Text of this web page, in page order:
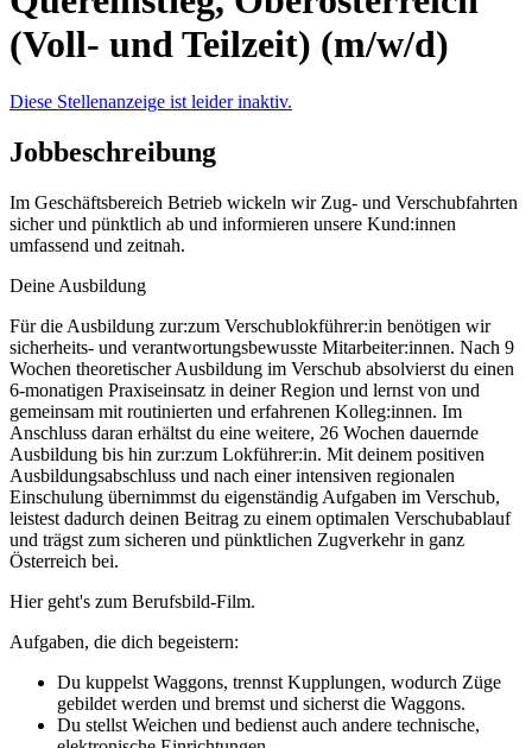
(Voll- und Teilzeit) (m/w/d)
Diese Stellenanzeige ist leider inaktiv.
Jobbeschreibung
Im Geschäftsbereich Betrieb wickeln wir Zug- und Verschubfahrten
sicher und pünktlich ab und informieren unsere Kund:innen
umfassend und zeitnah.
Deine Ausbildung
Für die Ausbildung zur:zum Verschublokführer:in benötigen wir
sicherheits- und verantwortungsbewusste Mitarbeiter:innen. Nach 9
Wochen theoretischer Ausbildung im Verschub absolvierst du einen
6-monatigen Praxiseinsatz in deiner Region und lernst von und
gemeinsam mit routinierten und erfahrenen Kolleg:innen. Im
Anschluss daran erhältst du eine weitere, 26 Wochen dauernde
Ausbildung bis hin zur:zum Lokführer:in. Mit deinem positiven
Ausbildungsabschluss und nach einer intensiven regionalen
Einschulung übernimmst du eigenständig Aufgaben im Verschub,
leistest dadurch deinen Beitrag zu einem optimalen Verschubablauf
und trägst zum sicheren und pünktlichen Zugverkehr in ganz
Österreich bei.
Hier geht's zum Berufsbild-Film.
Aufgaben, die dich begeistern:
Du kuppelst Waggons, trennst Kupplungen, wodurch Züge
gebildet werden und bremst und sicherst die Waggons.
Du stellst Weichen und bedienst auch andere technische,